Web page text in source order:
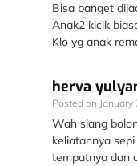
Bisa banget
Anak2 kicik
Klo yg anak
herva
Posted on
Wah siang
keliatannya
tempatnya dan